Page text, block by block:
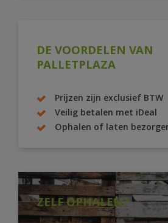
DE VOORDELEN VAN
PALLETPLAZA
Prijzen zijn exclusief BTW
Veilig betalen met iDeal
Ophalen of laten
ZELF OPHALEN?